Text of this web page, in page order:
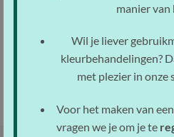
manier van
Wil je liever
kleurbehandelingen?
met plezier in onze
Voor het maken van een
vragen we je om je te